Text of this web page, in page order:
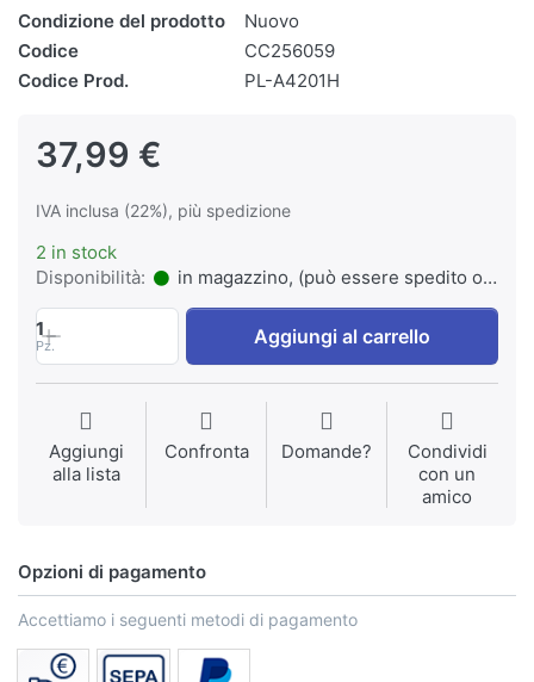
Condizione del prodotto
Nuovo
Codice
CC256059
Codice Prod.
PL-A4201H
37,99 €
IVA inclusa (22%), più spedizione
2 in stock
Disponibilità:
in magazzino, (può essere spedito o ritirato)
1
Pz. Aggiungi al carrello
Aggiungi
alla lista
Confronta Domande?
Condividi
con un
amico
Opzioni di pagamento
Accettiamo i seguenti metodi di pagamento